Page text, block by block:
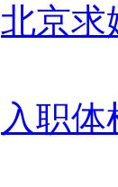
北京求
入职